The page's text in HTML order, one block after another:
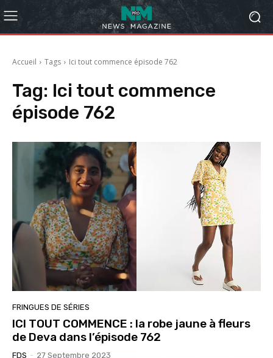
Accueil Tags Ici tout commence épisode 762
Tag: Ici tout commence
épisode 762
FRINGUES DE SÉRIES
ICI TOUT COMMENCE : la robe jaune à fleurs
de Deva dans l’épisode 762
FDS - 27 Septembre 2023